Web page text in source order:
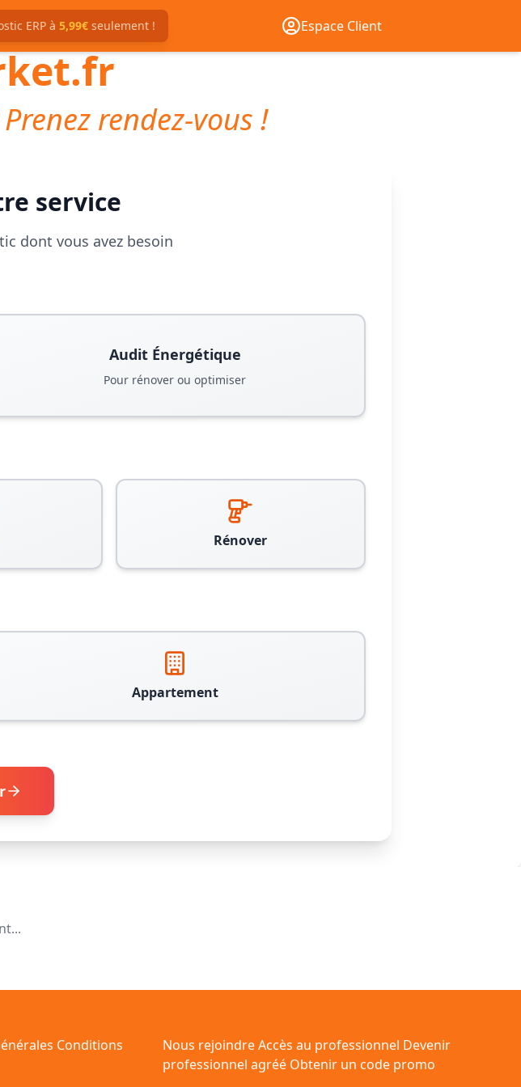
ERP à 5,99€seulement ! Espace Client
rendez-vous !
service
dont vous avez besoin
Audit Énergétique
Pour rénover ou optimiser
Rénover
Appartement
Conditions
Nous rejoindreAccès au professionnel Devenir
professionnel agréé Obtenir un code promo